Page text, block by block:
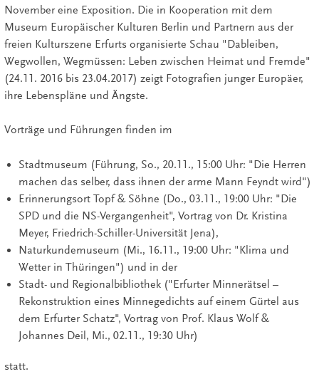
November eine Exposition. Die in Kooperation mit dem
Museum Europäischer Kulturen Berlin und Partnern aus der
freien Kulturszene Erfurts organisierte Schau "Dableiben,
Wegwollen, Wegmüssen: Leben zwischen Heimat und Fremde"
(24.11. 2016 bis 23.04.2017) zeigt Fotografien junger Europäer,
ihre Lebenspläne und Ängste.
Vorträge und Führungen finden im
Stadtmuseum (Führung, So., 20.11., 15:00 Uhr: "Die Herren
machen das selber, dass ihnen der arme Mann Feyndt wird")
Erinnerungsort Topf & Söhne (Do., 03.11., 19:00 Uhr: "Die
SPD und die NS-Vergangenheit", Vortrag von Dr. Kristina
Meyer, Friedrich-Schiller-Universität Jena),
Naturkundemuseum (Mi., 16.11., 19:00 Uhr: "Klima und
Wetter in Thüringen") und in der
Stadt- und Regionalbibliothek ("Erfurter Minnerätsel –
Rekonstruktion eines Minnegedichts auf einem Gürtel aus
dem Erfurter Schatz", Vortrag von Prof. Klaus Wolf &
Johannes Deil, Mi., 02.11., 19:30 Uhr)
statt.